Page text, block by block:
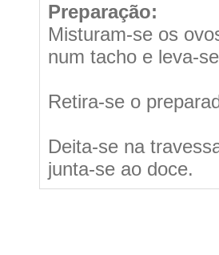
Preparação:
Misturam-se os
num tacho e leva-
Retira-se o
Deita-se na
junta-se ao doce.